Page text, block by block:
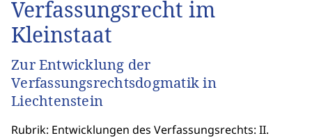
Verfassungsrecht im
Kleinstaat
Zur Entwicklung der
Verfassungsrechtsdogmatik in
Liechtenstein
Rubrik: Entwicklungen des Verfassungsrechts: II.